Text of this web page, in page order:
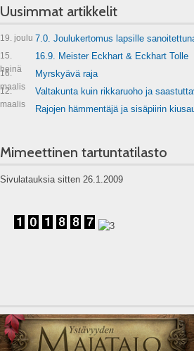
Uusimmat artikkelit
19. joulu 7.0. Joulukertomus lapsille
15.
heinä
16.9. Meister Eckhart & Eckhart Tolle
16.
maalis
Myrskyävä raja
12.
maalis
Valtakunta kuin rikkaruoho ja
Rajojen hämmentäjä ja sisäpiirin
Mimeettinen tartuntatilasto
Sivulatauksia sitten 26.1.2009